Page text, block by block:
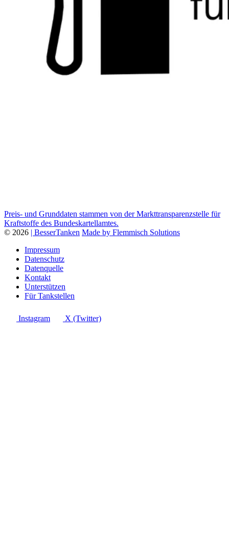
Preis- und Grunddaten stammen von der Markttransparenzstelle für
Kraftstoffe des Bundeskartellamtes.
© 2026 | BesserTanken Made by Flemmisch Solutions
Impressum
Datenschutz
Datenquelle
Kontakt
Unterstützen
Für Tankstellen
Instagram X (Twitter)